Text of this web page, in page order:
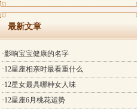
最新文章
·影响宝宝健康的名字
·12星座相亲时最看重什么
·12星女最具哪种女人味
·12星座6月桃花运势